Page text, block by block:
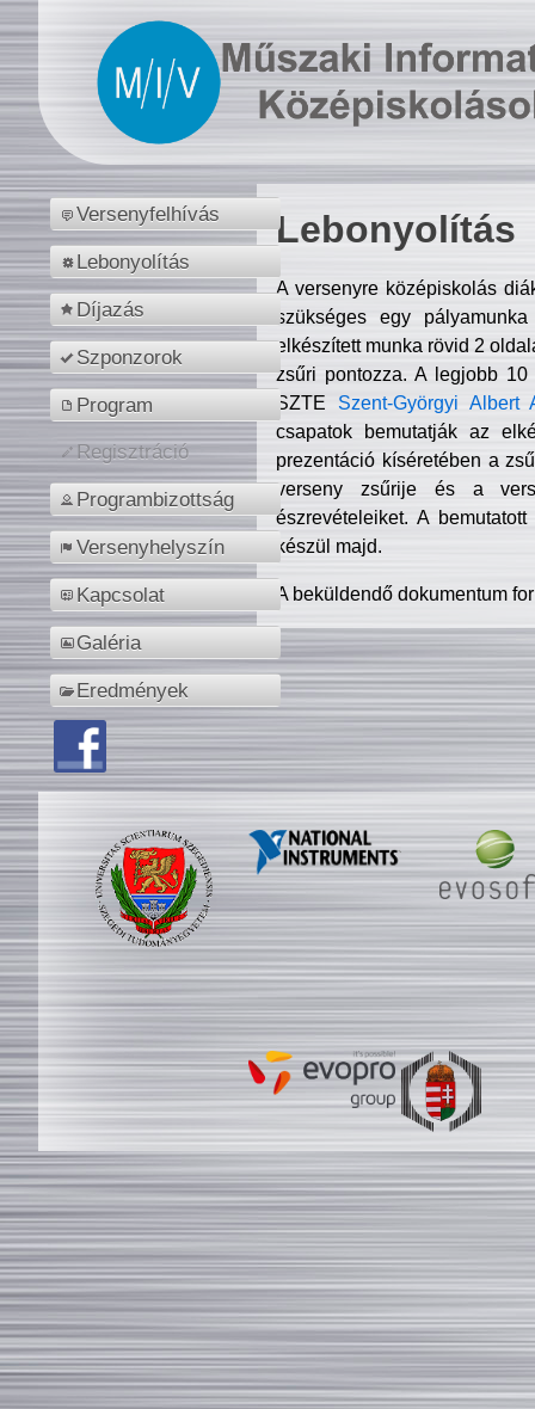
Versenyfelhívás
Lebonyolítás
Díjazás
Szponzorok
Program
Regisztráció
Programbizottság
Versenyhelyszín
Kapcsolat
Galéria
Eredmények
Lebonyolítás
A versenyre középiskolás
szükséges egy
elkészített munka rövid 2
zsűri pontozza. A legjobb
SZTE Szent-Györgyi Albert
csapatok bemutatják az
prezentáció kíséretében a
verseny zsűrije és a
észrevételeiket. A
készül majd.
A beküldendő dokumentum